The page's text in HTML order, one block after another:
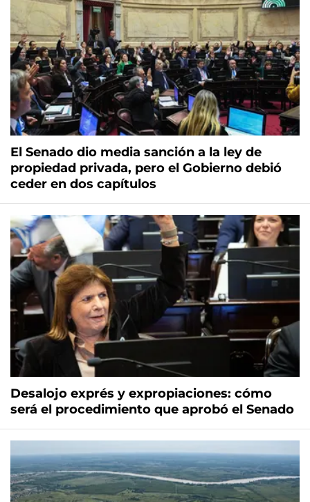
El Senado dio media sanción a la ley de
propiedad privada, pero el Gobierno debió
ceder en dos capítulos
Desalojo exprés y expropiaciones: cómo
será el procedimiento que aprobó el Senado